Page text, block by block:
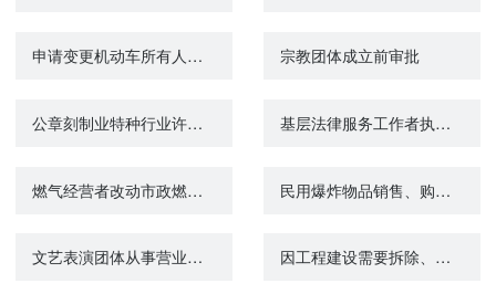
申请变更机动车所有人姓名（单位名称）或身份证明号码 宗教团体成立前审批
公章刻制业特种行业许可证核发 基层法律服务工作者执业证核验
燃气经营者改动市政燃气设施审批 民用爆炸物品销售、购买情况备案
文艺表演团体从事营业性演出活动审批 因工程建设需要拆除、移动城镇排水与污水处理设施方案审核